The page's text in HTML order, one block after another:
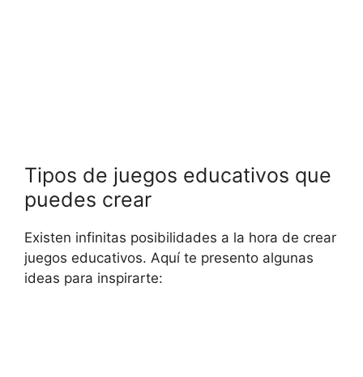
Tipos de juegos educativos que
puedes crear
Existen infinitas ⁣posibilidades a​ la ⁣hora de crear
juegos educativos. Aquí te⁢ presento algunas
ideas para inspirarte: